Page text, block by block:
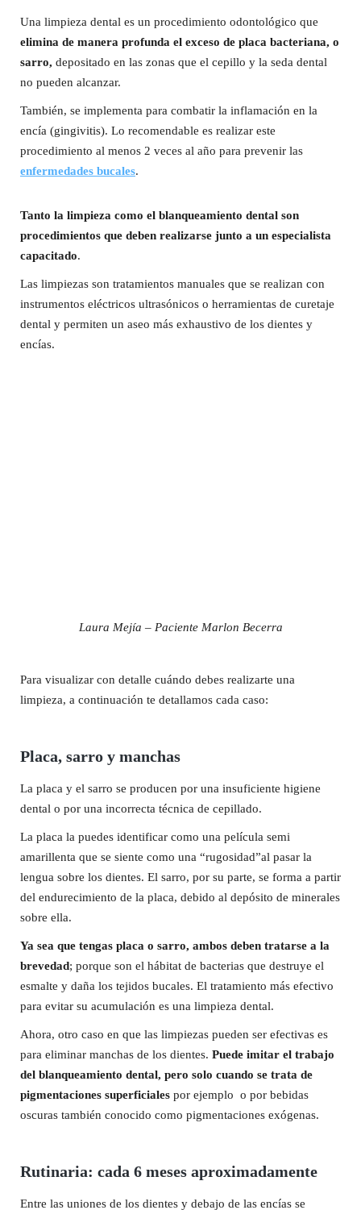
Una limpieza dental es un procedimiento odontológico que
elimina de manera profunda el exceso de placa bacteriana, o
sarro, depositado en las zonas que el cepillo y la seda dental
no pueden alcanzar.
También, se implementa para combatir la inflamación en la
encía (gingivitis). Lo recomendable es realizar este
procedimiento al menos 2 veces al año para prevenir las
enfermedades bucales.
Tanto la limpieza como el blanqueamiento dental son
procedimientos que deben realizarse junto a un especialista
capacitado.
Las limpiezas son tratamientos manuales que se realizan con
instrumentos eléctricos ultrasónicos o herramientas de curetaje
dental y permiten un aseo más exhaustivo de los dientes y
encías.
Laura Mejía – Paciente Marlon Becerra
Para visualizar con detalle cuándo debes realizarte una
limpieza, a continuación te detallamos cada caso:
Placa, sarro y manchas
La placa y el sarro se producen por una insuficiente higiene
dental o por una incorrecta técnica de cepillado.
La placa la puedes identificar como una película semi
amarillenta que se siente como una “rugosidad”al pasar la
lengua sobre los dientes. El sarro, por su parte, se forma a partir
del endurecimiento de la placa, debido al depósito de minerales
sobre ella.
Ya sea que tengas placa o sarro, ambos deben tratarse a la
brevedad; porque son el hábitat de bacterias que destruye el
esmalte y daña los tejidos bucales. El tratamiento más efectivo
para evitar su acumulación es una limpieza dental.
Ahora, otro caso en que las limpiezas pueden ser efectivas es
para eliminar manchas de los dientes. Puede imitar el trabajo
del blanqueamiento dental, pero solo cuando se trata de
pigmentaciones superficiales por ejemplo o por bebidas
oscuras también conocido como pigmentaciones exógenas.
Rutinaria: cada 6 meses aproximadamente
Entre las uniones de los dientes y debajo de las encías se